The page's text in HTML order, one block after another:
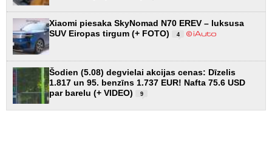
Xiaomi piesaka SkyNomad N70 EREV – luksusa
SUV Eiropas tirgum (+ FOTO)
4
Šodien (5.08) degvielai akcijas cenas: Dīzelis
1.817 un 95. benzīns 1.737 EUR! Nafta 75.6 USD
par barelu (+ VIDEO)
9